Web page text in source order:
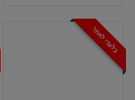
היה:
₪ 219.00.
בלעדי לאתר